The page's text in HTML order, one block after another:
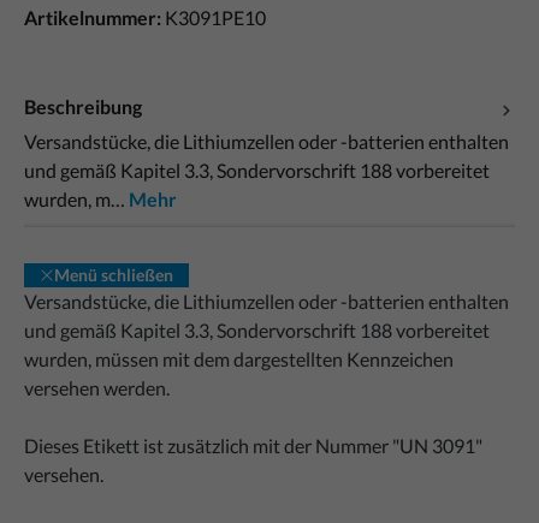
Artikelnummer: K3091PE10
Beschreibung
Versandstücke, die Lithiumzellen oder -batterien enthalten
und gemäß Kapitel 3.3, Sondervorschrift 188 vorbereitet
wurden, m… Mehr
Menü schließen
Versandstücke, die Lithiumzellen oder -batterien enthalten
und gemäß Kapitel 3.3, Sondervorschrift 188 vorbereitet
wurden, müssen mit dem dargestellten Kennzeichen
versehen werden.
Dieses Etikett ist zusätzlich mit der Nummer "UN 3091"
versehen.